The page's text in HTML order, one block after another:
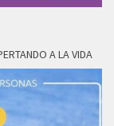
A LA VIDA